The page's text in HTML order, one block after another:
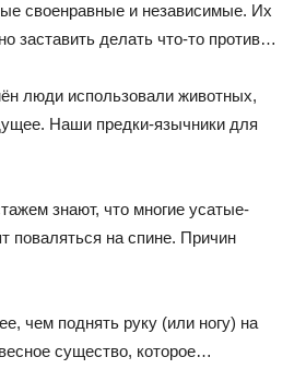
своенравные и независимые. Их
заставить делать что-то против…
люди использовали животных,
Наши предки-язычники для
знают, что многие усатые-
поваляться на спине. Причин
чем поднять руку (или ногу) на
существо, которое…